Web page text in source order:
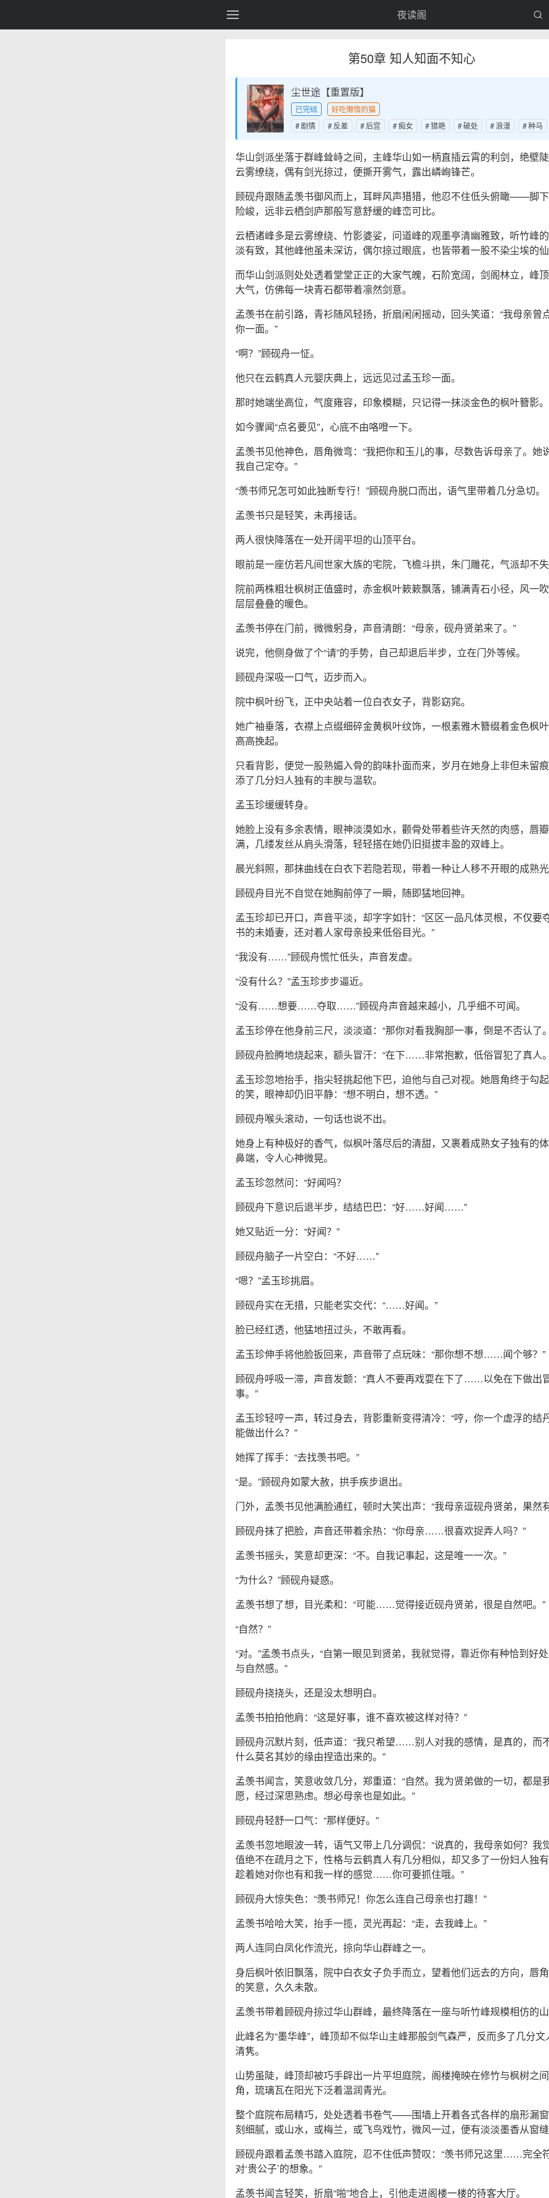
夜读阁
第50章 知人知面不知心
尘世途【重置版】
已完结
好吃懒惰的猫
剧情
反差 后宫 痴女 猎艳 破处 浪漫 种马
华山剑派坐落于群峰耸峙之间，主峰华山如一柄直插云霄的利剑，绝壁
云雾缭绕，偶有剑光掠过，便撕开雾气，露出嶙峋锋芒。
顾砚舟跟随孟羡书御风而上，耳畔风声猎猎，他忍不住低头俯瞰——脚
险峻，远非云栖剑庐那般写意舒缓的峰峦可比。
云栖诸峰多是云雾缭绕、竹影婆娑，问道峰的观墨亭清幽雅致，听竹峰
淡有致，其他峰他虽未深访，偶尔掠过眼底，也皆带着一股不染尘埃的
而华山剑派则处处透着堂堂正正的大家气魄，石阶宽阔，剑阁林立，峰
大气，仿佛每一块青石都带着凛然剑意。
孟羡书在前引路，青衫随风轻扬，折扇闲闲摇动，回头笑道：“我母亲曾
你一面。”
“啊？”顾砚舟一怔。
他只在云鹤真人元婴庆典上，远远见过孟玉珍一面。
那时她端坐高位，气度雍容，印象模糊，只记得一抹淡金色的枫叶簪影。
如今骤闻“点名要见”，心底不由咯噔一下。
孟羡书见他神色，唇角微弯：“我把你和玉儿的事，尽数告诉母亲了。
我自己定夺。”
“羡书师兄怎可如此独断专行！”顾砚舟脱口而出，语气里带着几分急切。
孟羡书只是轻笑，未再接话。
两人很快降落在一处开阔平坦的山顶平台。
眼前是一座仿若凡间世家大族的宅院，飞檐斗拱，朱门雕花，气派却不
院前两株粗壮枫树正值盛时，赤金枫叶簌簌飘落，铺满青石小径，风一
层层叠叠的暖色。
孟羡书停在门前，微微躬身，声音清朗：“母亲，砚舟贤弟来了。”
说完，他侧身做了个“请”的手势，自己却退后半步，立在门外等候。
顾砚舟深吸一口气，迈步而入。
院中枫叶纷飞，正中央站着一位白衣女子，背影窈窕。
她广袖垂落，衣襟上点缀细碎金黄枫叶纹饰，一根素雅木簪缀着金色枫
高高挽起。
只看背影，便觉一股熟媚入骨的韵味扑面而来，岁月在她身上非但未留
添了几分妇人独有的丰腴与温软。
孟玉珍缓缓转身。
她脸上没有多余表情，眼神淡漠如水，颧骨处带着些许天然的肉感，唇
满，几缕发丝从肩头滑落，轻轻搭在她仍旧挺拔丰盈的双峰上。
晨光斜照，那抹曲线在白衣下若隐若现，带着一种让人移不开眼的成熟
顾砚舟目光不自觉在她胸前停了一瞬，随即猛地回神。
孟玉珍却已开口，声音平淡，却字字如针：“区区一品凡体灵根，不仅要
书的未婚妻，还对着人家母亲投来低俗目光。”
“我没有……”顾砚舟慌忙低头，声音发虚。
“没有什么？”孟玉珍步步逼近。
“没有……想要……夺取……”顾砚舟声音越来越小，几乎细不可闻。
孟玉珍停在他身前三尺，淡淡道：“那你对看我胸部一事，倒是不否认了
顾砚舟脸腾地烧起来，额头冒汗：“在下……非常抱歉，低俗冒犯了真人
孟玉珍忽地抬手，指尖轻挑起他下巴，迫他与自己对视。她唇角终于勾
的笑，眼神却仍旧平静：“想不明白，想不透。”
顾砚舟喉头滚动，一句话也说不出。
她身上有种极好的香气，似枫叶落尽后的清甜，又裹着成熟女子独有的
鼻端，令人心神微晃。
孟玉珍忽然问：“好闻吗？
顾砚舟下意识后退半步，结结巴巴：“好……好闻……”
她又贴近一分：“好闻？”
顾砚舟脑子一片空白：“不好……”
“嗯？”孟玉珍挑眉。
顾砚舟实在无措，只能老实交代：“……好闻。”
脸已经红透，他猛地扭过头，不敢再看。
孟玉珍伸手将他脸扳回来，声音带了点玩味：“那你想不想……闻个够？”
顾砚舟呼吸一滞，声音发颤：“真人不要再戏耍在下了……以免在下做出
事。”
孟玉珍轻哼一声，转过身去，背影重新变得清冷：“哼，你一个虚浮的结
能做出什么？”
她挥了挥手：“去找羡书吧。”
“是。”顾砚舟如蒙大赦，拱手疾步退出。
门外，孟羡书见他满脸通红，顿时大笑出声：“我母亲逗砚舟贤弟，果然
顾砚舟抹了把脸，声音还带着余热：“你母亲……很喜欢捉弄人吗？”
孟羡书摇头，笑意却更深：“不。自我记事起，这是唯一一次。”
“为什么？”顾砚舟疑惑。
孟羡书想了想，目光柔和：“可能……觉得接近砚舟贤弟，很是自然吧。”
“自然？”
“对。”孟羡书点头，“自第一眼见到贤弟，我就觉得，靠近你有种恰到好
与自然感。”
顾砚舟挠挠头，还是没太想明白。
孟羡书拍拍他肩：“这是好事，谁不喜欢被这样对待？”
顾砚舟沉默片刻，低声道：“我只希望……别人对我的感情，是真的，而
什么莫名其妙的缘由捏造出来的。”
孟羡书闻言，笑意收敛几分，郑重道：“自然。我为贤弟做的一切，都是
愿，经过深思熟虑。想必母亲也是如此。”
顾砚舟轻舒一口气：“那样便好。”
孟羡书忽地眼波一转，语气又带上几分调侃：“说真的，我母亲如何？我
值绝不在疏月之下，性格与云鹤真人有几分相似，却又多了一份妇人独
趁着她对你也有和我一样的感觉……你可要抓住哦。”
顾砚舟大惊失色：“羡书师兄！你怎么连自己母亲也打趣！”
孟羡书哈哈大笑，抬手一揽，灵光再起：“走，去我峰上。”
两人连同白凤化作流光，掠向华山群峰之一。
身后枫叶依旧飘落，院中白衣女子负手而立，望着他们远去的方向，唇
的笑意，久久未散。
孟羡书带着顾砚舟掠过华山群峰，最终降落在一座与听竹峰规模相仿的
此峰名为“墨华峰”，峰顶却不似华山主峰那般剑气森严，反而多了几分
清隽。
山势虽陡，峰顶却被巧手辟出一片平坦庭院，阁楼掩映在修竹与枫树之
角，琉璃瓦在阳光下泛着温润青光。
整个庭院布局精巧，处处透着书卷气——围墙上开着各式各样的扇形漏
刻细腻，或山水，或梅兰，或飞鸟戏竹，微风一过，便有淡淡墨香从窗
顾砚舟跟着孟羡书踏入庭院，忍不住低声赞叹：“羡书师兄这里……完全
对‘贵公子’的想象。”
孟羡书闻言轻笑，折扇“啪”地合上，引他走进阁楼一楼的待客大厅。